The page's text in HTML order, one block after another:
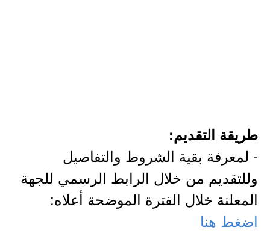
طريقة التقديم:
- لمعرفة بقية الشروط والتفاصيل
وللتقديم من خلال الرابط الرسمي للجهة
المعلنة خلال الفترة الموضحة أعلاه:
اضغط هنا